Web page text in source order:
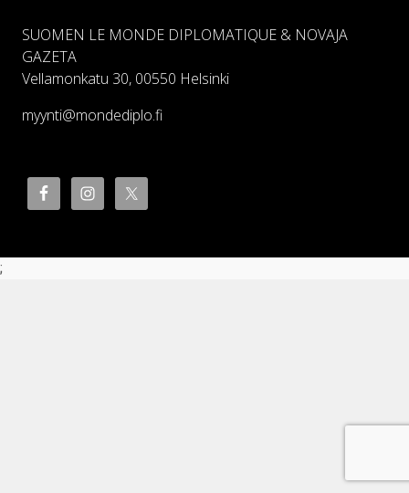
SUOMEN LE MONDE DIPLOMATIQUE & NOVAJA
GAZETA
Vellamonkatu 30, 00550 Helsinki
myynti@mondediplo.fi
;